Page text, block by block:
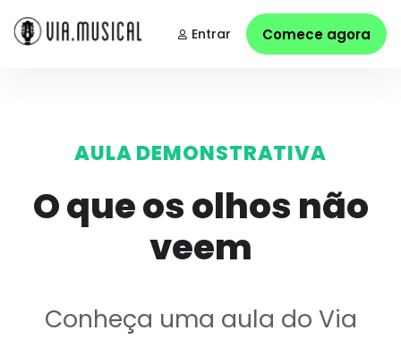
Entrar Comece agora
AULA DEMONSTRATIVA
O que os olhos não
veem
Conheça uma aula do Via